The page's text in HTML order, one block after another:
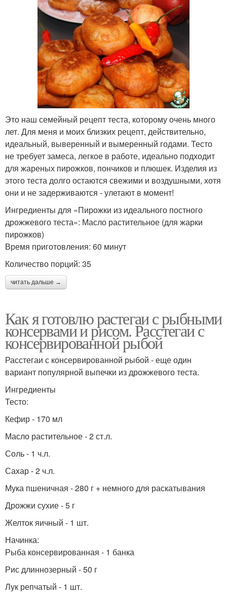
Это наш семейный рецепт теста, которому очень много
лет. Для меня и моих близких рецепт, действительно,
идеальный, выверенный и вымеренный годами. Тесто
не требует замеса, легкое в работе, идеально подходит
для жареных пирожков, пончиков и плюшек. Изделия из
этого теста долго остаются свежими и воздушными, хотя
они и не задерживаются - улетают в момент!
Ингредиенты для «Пирожки из идеального постного
дрожжевого теста»: Масло растительное (для жарки
пирожков)
Время приготовления: 60 минут
Количество порций: 35
читать дальше →
Как я готовлю растегаи с рыбными
консервами и рисом. Расстегаи с
консервированной рыбой
Расстегаи с консервированной рыбой - еще один
вариант популярной выпечки из дрожжевого теста.
Ингредиенты
Тесто:
Кефир - 170 мл
Масло растительное - 2 ст.л.
Соль - 1 ч.л.
Сахар - 2 ч.л.
Мука пшеничная - 280 г + немного для раскатывания
Дрожжи сухие - 5 г
Желток яичный - 1 шт.
Начинка:
Рыба консервированная - 1 банка
Рис длиннозерный - 50 г
Лук репчатый - 1 шт.